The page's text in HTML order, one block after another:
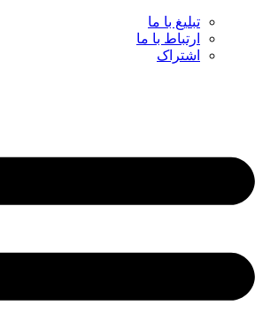
تبلیغ با ما
ارتباط با ما
اشتراک